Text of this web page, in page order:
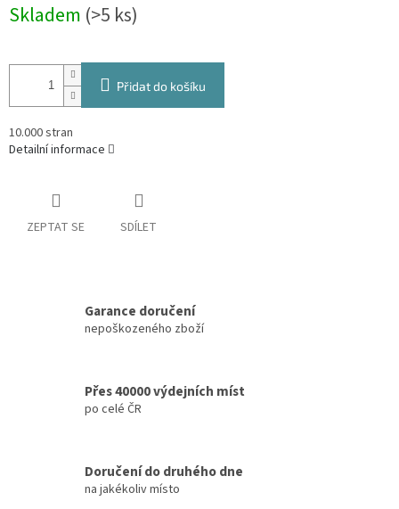
cena:
Skladem (>5 ks)
Přidat do košíku
10.000 stran
Detailní informace
ZEPTAT SE SDÍLET
Garance doručení
nepoškozeného zboží
Přes 40000 výdejních míst
po celé ČR
Doručení do druhého dne
na jakékoliv místo